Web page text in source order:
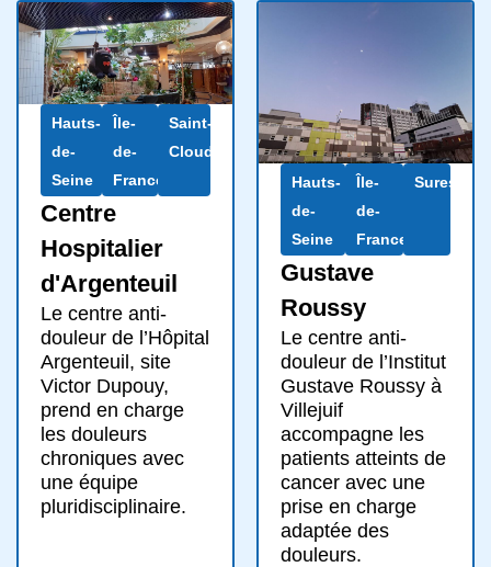
Hauts-
de-
Seine
Île-
de-
France
Saint-
Cloud
Centre
Hospitalier
d'Argenteuil
Le centre anti-
douleur de l’Hôpital
Argenteuil, site
Victor Dupouy,
prend en charge
les douleurs
chroniques avec
une équipe
pluridisciplinaire.
Hauts-
de-
Seine
Île-
de-
France
Suresnes
Gustave
Roussy
Le centre anti-
douleur de l’Institut
Gustave Roussy à
Villejuif
accompagne les
patients atteints de
cancer avec une
prise en charge
adaptée des
douleurs.